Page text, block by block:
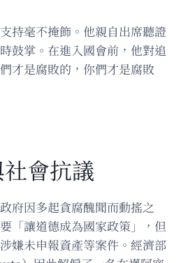
持毫不掩飾。他親自出席聽證
鼓掌。在進入國會前，他對追
才是腐敗的，你們才是腐敗
會抗議
府因多起貪腐醜聞而動搖之
「讓道德成為國家政策」，但
嫌未申報資產等案件。經濟部